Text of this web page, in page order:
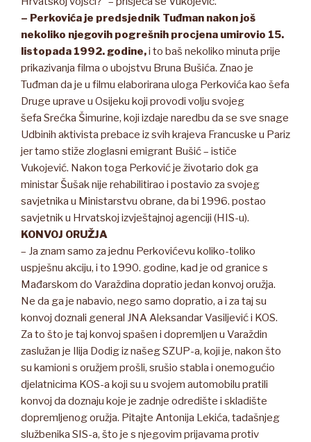
– Perkovića je predsjednik Tuđman nakon još
nekoliko njegovih pogrešnih procjena umirovio 15.
listopada 1992. godine,i to baš nekoliko minuta prije
prikazivanja filma o ubojstvu Bruna Bušića. Znao je
Tuđman da je u filmu elaborirana uloga Perkovića kao šefa
Druge uprave u Osijeku koji provodi volju svojeg
šefa Srećka Šimurine, koji izdaje naredbu da se sve snage
Udbinih aktivista prebace iz svih krajeva Francuske u Pariz
jer tamo stiže zloglasni emigrant Bušić – ističe
Vukojević. Nakon toga Perković je životario dok ga
ministar Šušak nije rehabilitirao i postavio za svojeg
savjetnika u Ministarstvu obrane, da bi 1996. postao
savjetnik u Hrvatskoj izvještajnoj agenciji (HIS-u).
KONVOJ ORUŽJA
– Ja znam samo za jednu Perkovićevu koliko-toliko
uspješnu akciju, i to 1990. godine, kad je od granice s
Mađarskom do Varaždina dopratio jedan konvoj oružja.
Ne da ga je nabavio, nego samo dopratio, a i za taj su
konvoj doznali general JNA Aleksandar Vasiljević i KOS.
Za to što je taj konvoj spašen i dopremljen u Varaždin
zaslužan je Ilija Dodig iz našeg SZUP-a, koji je, nakon što
su kamioni s oružjem prošli, srušio stabla i onemogućio
djelatnicima KOS-a koji su u svojem automobilu pratili
konvoj da doznaju koje je zadnje odredište i skladište
dopremljenog oružja. Pitajte Antonija Lekića, tadašnjeg
službenika SIS-a, što je s njegovim prijavama protiv